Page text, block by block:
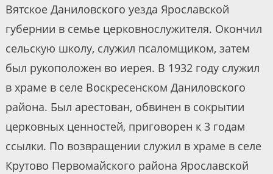
Вятское Даниловского уезда Ярославской
губернии в семье церковнослужителя. Окончил
сельскую школу, служил псаломщиком, затем
был рукоположен во иерея. В 1932 году служил
в храме в селе Воскресенском Даниловского
района. Был арестован, обвинен в сокрытии
церковных ценностей, приговорен к 3 годам
ссылки. По возвращении служил в храме в селе
Крутово Первомайского района Ярославской